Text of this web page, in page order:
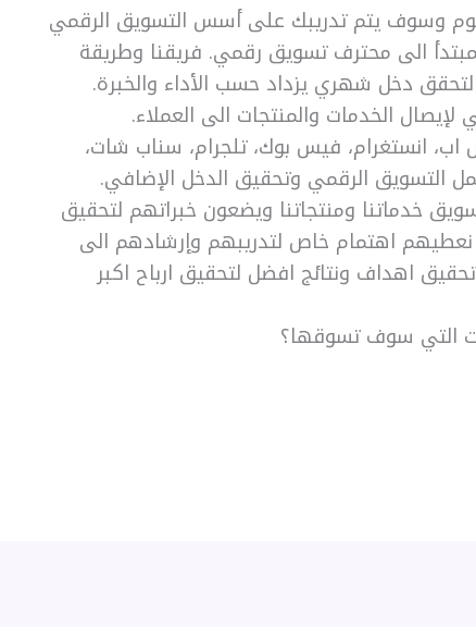
وسوف يتم تدريبك على أسس التسويق الرقمي
الى محترف تسويق رقمي. فريقنا وطريقة
دخل شهري يزداد حسب الأداء والخبرة.
الخدمات والمنتجات الى العملاء.
اب، انستغرام، فيس بوك، تلجرام، سناب شات،
التسويق الرقمي وتحقيق الدخل الإضافي.
خدماتنا ومنتجاتنا ويضعون خبراتهم لتحقيق
اهتمام خاص لتدريبهم وإرشادهم الى
اهداف ونتائج افضل لتحقيق ارباح اكبر